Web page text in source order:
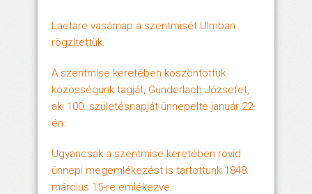
Laetare vasárnap a szentmisét Ulmban
rögzítettük.
A szentmise keretében köszöntöttük
közösségünk tagját, Gunderlach Józsefet,
aki 100. születésnapját ünnepelte január 22-
én.
Ugyancsak a szentmise keretében rövid
ünnepi megemlékezést is tartottunk 1848.
március 15-re emlékezve.